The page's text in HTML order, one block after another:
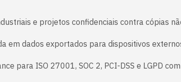
e projetos confidenciais contra cópias
em dados exportados para dispositivos
para ISO 27001, SOC 2, PCI-DSS e LGPD